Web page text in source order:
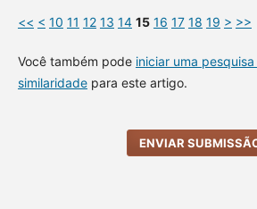
<< < 10 11 12 13 14 15 16 17 18 19 > >>
Você também pode iniciar uma
similaridadepara este artigo.
ENVIAR